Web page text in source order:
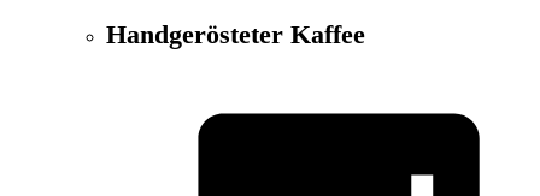
Handgerösteter Kaffee